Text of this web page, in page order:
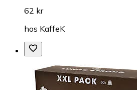
62 kr
hos KaffeK